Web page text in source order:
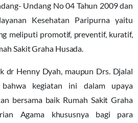
Undang No 04 Tahun 2009 dan
Kesehatan Paripurna yaitu
meliputi promotif, preventif, kuratif,
Sakit Graha Husada.
dr Henny Dyah, maupun Drs. Djalal
bahwa kegiatan ini dalam upaya
bersama baik Rumah Sakit Graha
Agama khususnya bagi para